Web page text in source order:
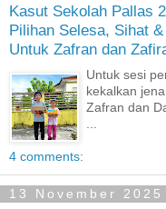
Kasut Sekolah Pallas
Pilihan Selesa, Sihat
Untuk Zafran dan
Untuk sesi
kekalkan
Zafran dan
...
4 comments:
13 November 2025